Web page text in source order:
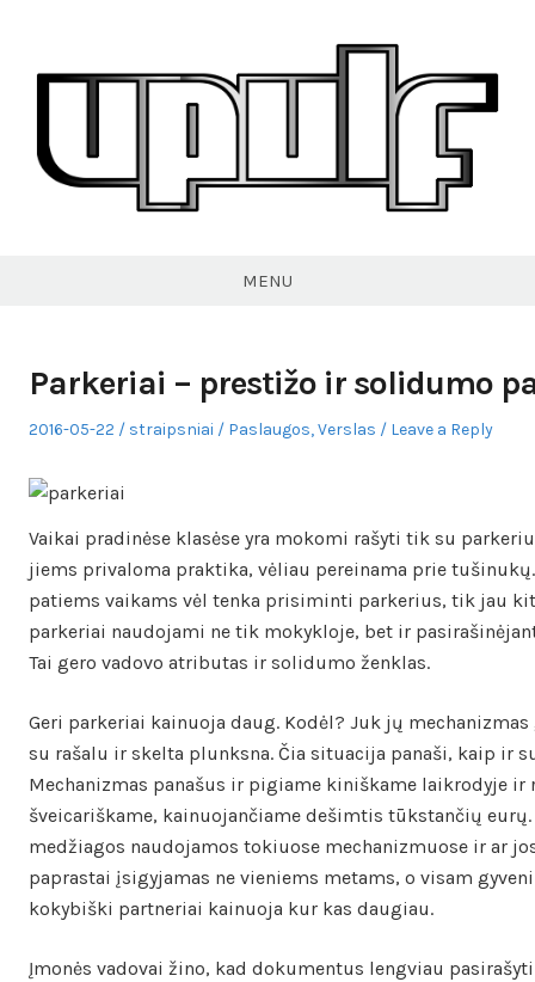
content
MENU
Parkeriai – prestižo ir solidumo
Posted
2016-05-22 Author
straipsniai
Posted
Paslaugos,Verslas Leave a Reply
Vaikai pradinėse klasėse yra mokomi rašyti tik su
jiems privaloma praktika, vėliau pereinama prie
patiems vaikams vėl tenka prisiminti parkerius, tik jau
parkeriai naudojami ne tik mokykloje, bet ir
Tai gero vadovo atributas ir solidumo ženklas.
Geri parkeriai kainuoja daug. Kodėl? Juk jų
su rašalu ir skelta plunksna. Čia situacija panaši, kaip ir
Mechanizmas panašus ir pigiame kiniškame laikrodyje ir
šveicariškame, kainuojančiame dešimtis tūkstančių
medžiagos naudojamos tokiuose mechanizmuose ir ar
paprastai įsigyjamas ne vieniems metams, o visam
kokybiški partneriai kainuoja kur kas daugiau.
Įmonės vadovai žino, kad dokumentus lengviau